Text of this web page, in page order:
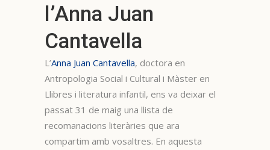
l’Anna Juan
Cantavella
L’Anna Juan Cantavella, doctora en
Antropologia Social i Cultural i Màster en
Llibres i literatura infantil, ens va deixar el
passat 31 de maig una llista de
recomanacions literàries que ara
compartim amb vosaltres. En aquesta